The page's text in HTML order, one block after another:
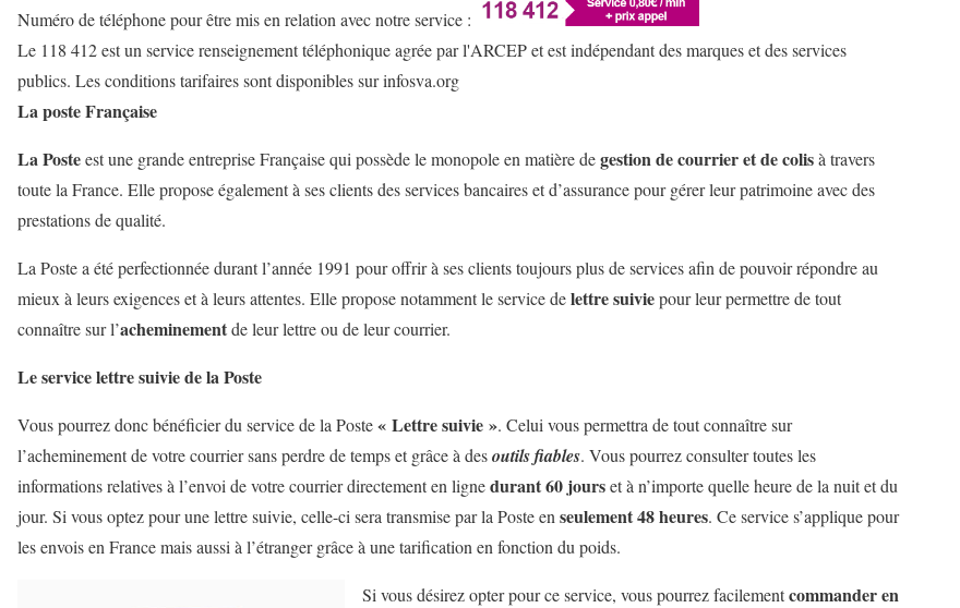
Numéro de téléphone pour être mis en relation avec notre service :
Le 118 412 est un service renseignement téléphonique agrée par l'ARCEP et est indépendant des marques et des services
publics. Les conditions tarifaires sont disponibles sur infosva.org
La poste Française
La Posteest une grande entreprise Française qui possède le monopole en matière degestion de courrieret de colisà travers
toute la France. Elle propose également à ses clients desservices bancaireset d’assurancepour gérer leur patrimoine avec des
prestations de qualité.
La Poste a été perfectionnée durant l’année 1991 pour offrir à ses clients toujours plus de services afin de pouvoir répondre au
mieux à leurs exigences et à leurs attentes. Elle propose notamment le service delettre suiviepour leur permettre de tout
connaître sur l’acheminementde leur lettre ou de leur courrier.
Le service lettre suivie de la Poste
Vous pourrez donc bénéficier du service dela Poste« Lettre suivie ». Celui vous permettra de tout connaître sur
l’acheminement de votre courrier sans perdre de temps et grâce à desoutils fiables. Vous pourrez consulter toutes les
informations relatives à l’envoi de votre courrier directement en lignedurant 60 jourset à n’importe quelle heure de la nuit et du
jour. Si vous optez pour unelettre suivie, celle-ci sera transmise par la Poste en seulement 48 heures. Ce service s’applique pour
les envois en France mais aussi à l’étranger grâce à unetarification en fonction du poids.
Si vous désirezopter pour ce service, vous pourrez facilementcommander en